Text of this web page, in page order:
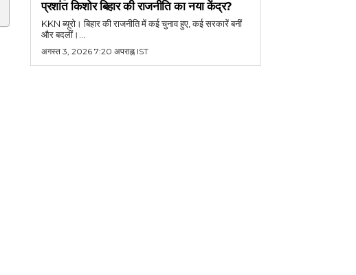
प्रशांत किशोर बिहार की राजनीति का नया केंद्र?
KKN ब्यूरो। बिहार की राजनीति में कई चुनाव हुए, कई सरकारें बनीं
और बदलीं।...
अगस्त 3, 2026 7:20 अपराह्न IST